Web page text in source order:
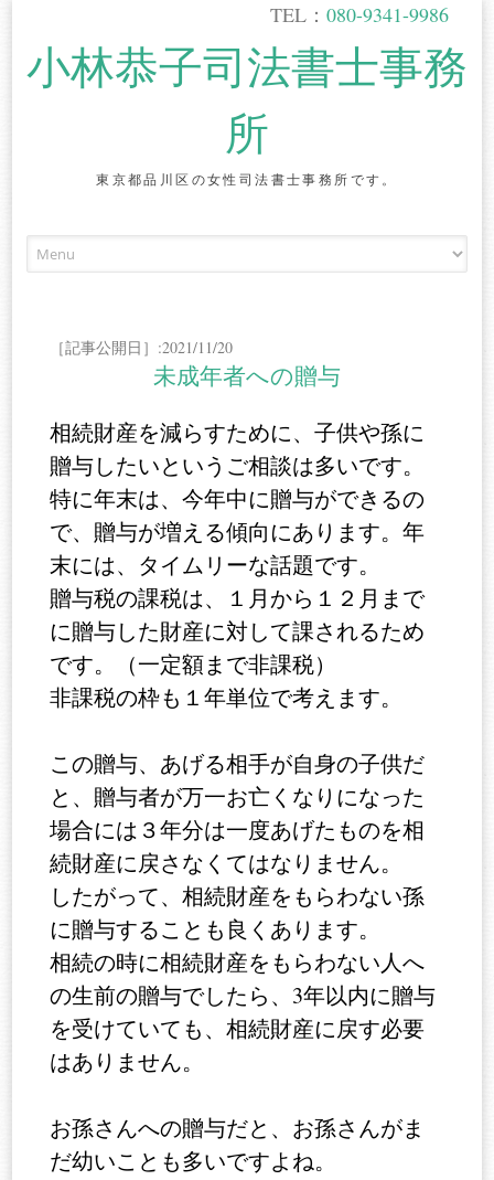
TEL： 080-9341-9986
小林恭子司法書士事務
所
東京都品川区の女性司法書士事務所です。
content
［記事公開日］:2021/11/20
未成年者への贈与
相続財産を減らすために、子供や孫に
贈与したいというご相談は多いです。
特に年末は、今年中に贈与ができるの
で、贈与が増える傾向にあります。年
末には、タイムリーな話題です。
贈与税の課税は、１月から１２月まで
に贈与した財産に対して課されるため
です。（一定額まで非課税）
非課税の枠も１年単位で考えます。
この贈与、あげる相手が自身の子供だ
と、贈与者が万一お亡くなりになった
場合には３年分は一度あげたものを相
続財産に戻さなくてはなりません。
したがって、相続財産をもらわない孫
に贈与することも良くあります。
相続の時に相続財産をもらわない人へ
の生前の贈与でしたら、3年以内に贈与
を受けていても、相続財産に戻す必要
はありません。
お孫さんへの贈与だと、お孫さんがま
だ幼いことも多いですよね。